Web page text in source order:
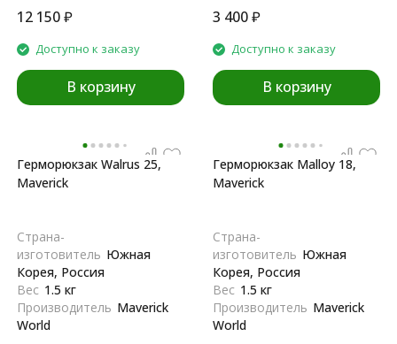
12 150₽
Доступно к заказу
В корзину
3 400₽
Доступно к заказу
В корзину
Герморюкзак Walrus 25,
Maverick
Страна-
изготовитель Южная
Корея, Россия
Вес 1.5 кг
Производитель Maverick
World
Герморюкзак Malloy 18,
Maverick
Страна-
изготовитель Южная
Корея, Россия
Вес 1.5 кг
Производитель Maverick
World